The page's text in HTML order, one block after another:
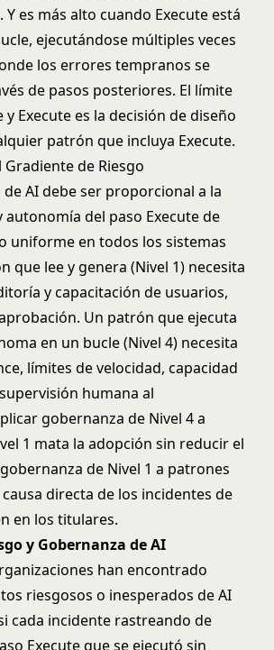
es más alto cuando Execute está
ejecutándose múltiples veces
los errores tempranos se
de pasos posteriores. El límite
y Executees la decisión de diseño
patrón que incluya Execute.
de Riesgo
AI debe ser proporcional a la
autonomía del paso Execute de
uniforme en todos los sistemas
que lee y genera (Nivel 1) necesita
y capacitación de usuarios,
Un patrón que ejecuta
en un bucle (Nivel 4) necesita
límites de velocidad, capacidad
humana al
gobernanza de Nivel 4 a
1 mata la adopción sin reducir el
de Nivel 1 a patrones
causa directa de los incidentes de
en los titulares.
y Gobernanza de AI
han encontrado
riesgosos o inesperados de AI
cada incidente rastreando de
Execute que se ejecutó sin